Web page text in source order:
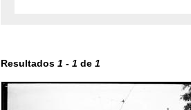
Resultados 1 - 1 de 1